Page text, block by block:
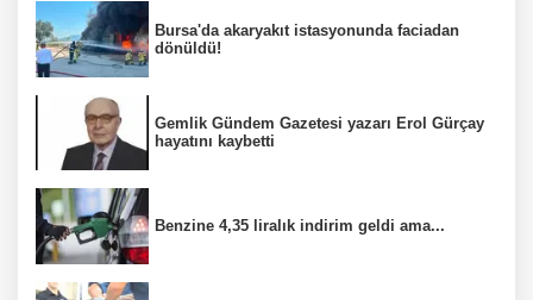
Bursa'da akaryakıt istasyonunda faciadan
dönüldü!
Gemlik Gündem Gazetesi yazarı Erol Gürçay
hayatını kaybetti
Benzine 4,35 liralık indirim geldi ama...